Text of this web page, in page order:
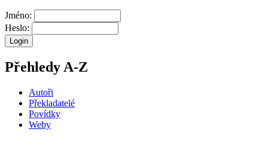
Jméno:
Heslo:
Přehledy A-Z
Autoři
Překladatelé
Povídky
Weby